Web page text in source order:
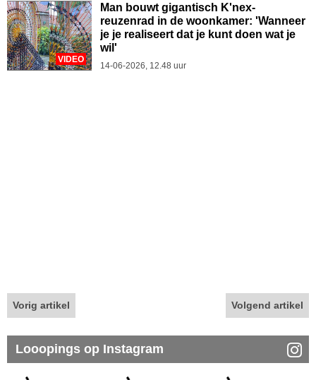
VIDEO
Man bouwt gigantisch K'nex-
reuzenrad in de woonkamer: 'Wanneer
je je realiseert dat je kunt doen wat je
wil'
14-06-2026, 12.48 uur
Vorig artikel Volgend artikel
Looopings op Instagram